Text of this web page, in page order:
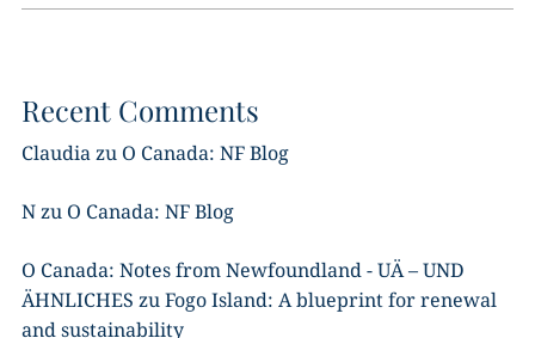
Recent Comments
Claudiazu O Canada: NF Blog
Nzu O Canada: NF Blog
O Canada: Notes from Newfoundland - UÄ – UND
ÄHNLICHES zuFogo Island: A blueprint for renewal
and sustainability